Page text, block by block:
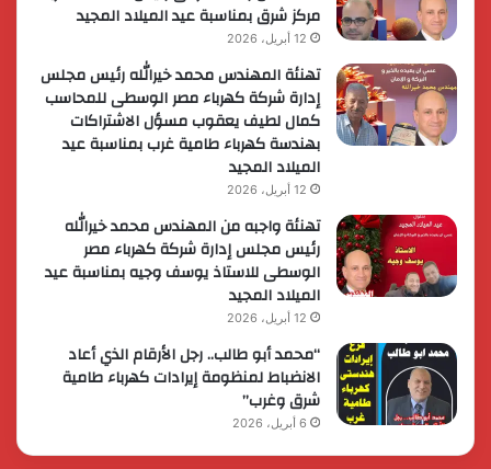
مركز شرق بمناسبة عيد الميلاد المجيد
12 أبريل، 2026
تهنئة المهندس محمد خيرالله رئيس مجلس
إدارة شركة كهرباء مصر الوسطى للمحاسب
كمال لطيف يعقوب مسؤل الاشتراكات
بهندسة كهرباء طامية غرب بمناسبة عيد
الميلاد المجيد
12 أبريل، 2026
تهنئة واجبه من المهندس محمد خيرالله
رئيس مجلس إدارة شركة كهرباء مصر
الوسطى للاستاذ يوسف وجيه بمناسبة عيد
الميلاد المجيد
12 أبريل، 2026
“محمد أبو طالب.. رجل الأرقام الذي أعاد
الانضباط لمنظومة إيرادات كهرباء طامية
شرق وغرب”
6 أبريل، 2026